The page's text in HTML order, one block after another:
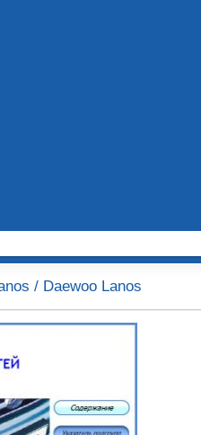
/ Daewoo Lanos